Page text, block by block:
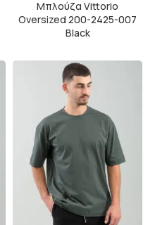
Μπλούζα Vittorio
Oversized 200-2425-007
Black